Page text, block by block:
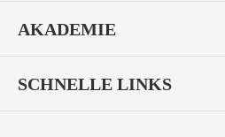
AKADEMIE
SCHNELLE LINKS